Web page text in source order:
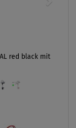
red black mit